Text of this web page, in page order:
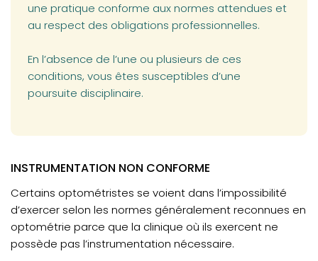
une pratique conforme aux normes attendues et
au respect des obligations professionnelles.
En l’absence de l’une ou plusieurs de ces
conditions, vous êtes susceptibles d’une
poursuite disciplinaire.
INSTRUMENTATION NON CONFORME
Certains optométristes se voient dans l’impossibilité
d’exercer selon les normes généralement reconnues en
optométrie parce que la clinique où ils exercent ne
possède pas l’instrumentation nécessaire.